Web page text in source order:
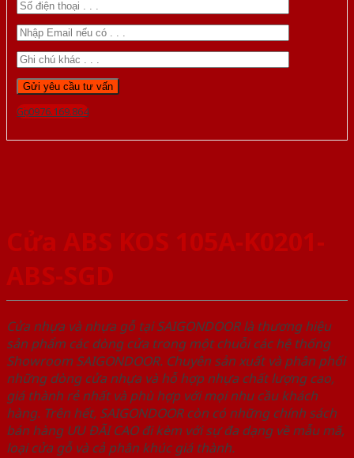
Gọi 0976.169.864
Cửa ABS KOS 105A-K0201-
ABS-SGD
Cửa nhựa và nhựa gỗ tại SAIGONDOOR là thương hiệu
sản phẩm các dòng cửa trong một chuỗi các hệ thống
Showroom SAIGONDOOR. Chuyên sản xuất và phân phối
những dòng cửa nhựa và hỗ hợp nhựa chất lượng cao,
giá thành rẻ nhất và phù hợp với mọi nhu cầu khách
hàng. Trên hết, SAIGONDOOR còn có những chính sách
bán hàng ƯU ĐÃI CAO đi kèm với sự đa dạng về mẫu mã,
loại cửa gỗ và cả phân khúc giá thành.